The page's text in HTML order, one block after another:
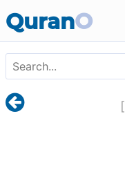
QuranO
[